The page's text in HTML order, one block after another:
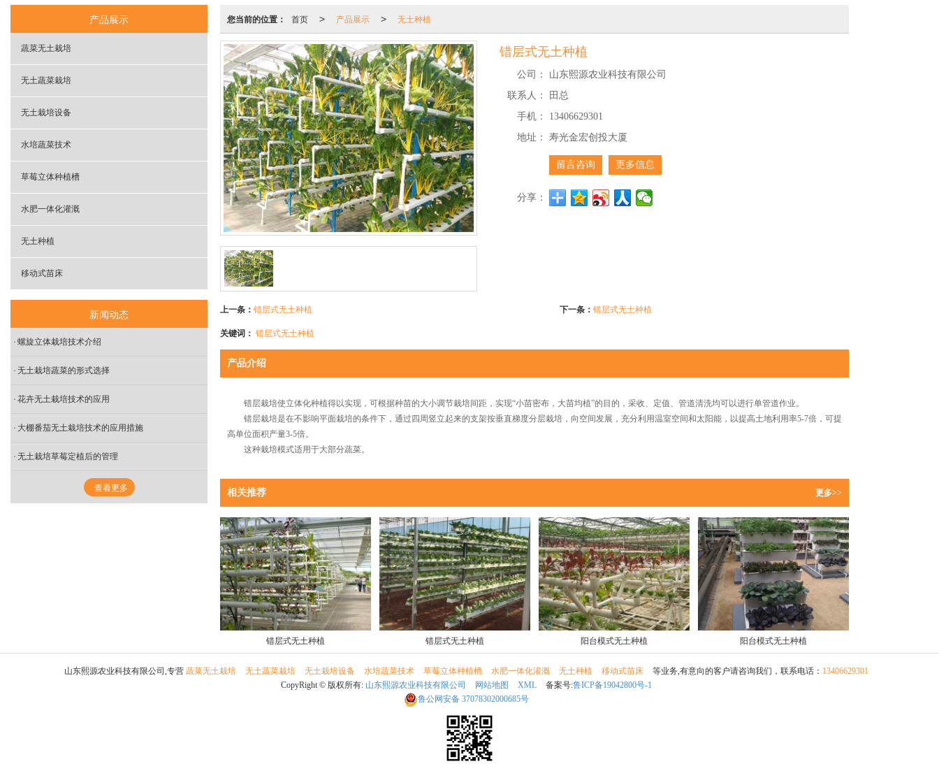
您当前的位置： 首页 > 产品展示 > 无土种植
错层式无土种植
公司：
山东熙源农业科技有限公司
联系人：
田总
手机：
13406629301
地址：
寿光金宏创投大厦
留言咨询 更多信息
分享：
上一条： 错层式无土种植 下一条： 错层式无土种植
关键词： 错层式无土种植
产品介绍
错层栽培使立体化种植得以实现，可根据种苗的大小调节栽培间距，实现“小苗密布，大苗均植”的目的，采收、定值、管道清洗均可以进行单管道作业。
错层栽培是在不影响平面栽培的条件下，通过四周竖立起来的支架按垂直梯度分层栽培，向空间发展，充分利用温室空间和太阳能，以提高土地利用率5-7倍，可提
高单位面积产量3-5倍。
这种栽培模式适用于大部分蔬菜。
相关推荐 更多>>
错层式无土种植 错层式无土种植 阳台模式无土种植 阳台模式无土种植
产品展示
蔬菜无土栽培
无土蔬菜栽培
无土栽培设备
水培蔬菜技术
草莓立体种植槽
水肥一体化灌溉
无土种植
移动式苗床
新闻动态
螺旋立体栽培技术介绍
无土栽培蔬菜的形式选择
花卉无土栽培技术的应用
大棚番茄无土栽培技术的应用措施
无土栽培草莓定植后的管理
查看更多
山东熙源农业科技有限公司,专营 蔬菜无土栽培 无土蔬菜栽培 无土栽培设备 水培蔬菜技术 草莓立体种植槽 水肥一体化灌溉 无土种植 移动式苗床 等业务,有意向的客户请咨询我们，联系电话： 13406629301
CopyRight © 版权所有: 山东熙源农业科技有限公司 网站地图 XML 备案号:鲁ICP备19042800号-1
鲁公网安备37078302000685号